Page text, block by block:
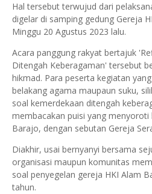
Hal tersebut terwujud dari
digelar di samping gedung Gereja
Minggu 20 Agustus 2023 lalu.
Acara panggung rakyat bertajuk
Ditengah Keberagaman' tersebut
hikmad. Para peserta kegiatan
belakang agama maupaun suku,
soal kemerdekaan ditengah
membacakan puisi yang
Barajo, dengan sebutan Gereja
Diakhir, usai bernyanyi bersama
organisasi maupun komunitas
soal penyegelan gereja HKI Alam
tahun.